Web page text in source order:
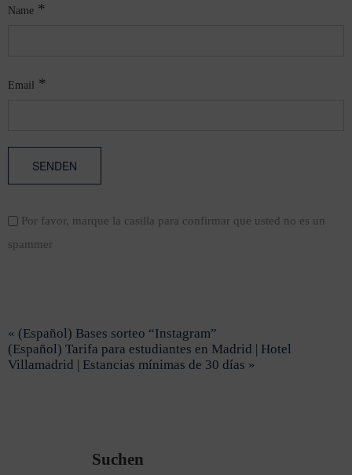
Name *
Email *
Por favor, marque la casilla para confirmar que usted no es un
spammer
« (Español) Bases sorteo “Instagram”
(Español) Tarifa para estudiantes en Madrid | Hotel
Villamadrid | Estancias mínimas de 30 días »
Suchen